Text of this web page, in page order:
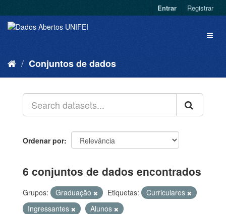
Entrar Registrar
Conjuntos de dados
Ordenar por
6 conjuntos de dados encontrados
Grupos: Graduação Etiquetas:
Curriculares
Ingressantes
Alunos